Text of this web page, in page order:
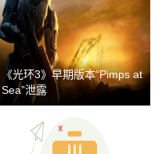
《光环3》早期版本“Pimps at
Sea”泄露